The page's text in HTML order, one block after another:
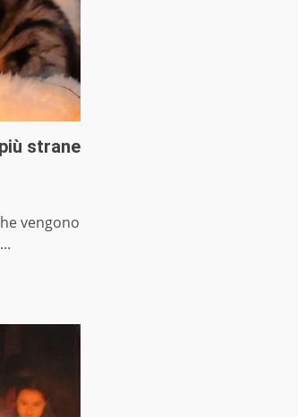
strane
vengono